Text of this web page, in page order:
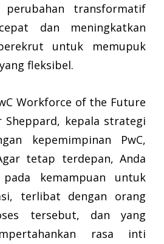
perubahan transformatif
dan meningkatkan
untuk memupuk
fleksibel.
Workforce of the Future
Sheppard, kepala strategi
kepemimpinan PwC,
tetap terdepan, Anda
kemampuan untuk
terlibat dengan orang
tersebut, dan yang
rasa inti